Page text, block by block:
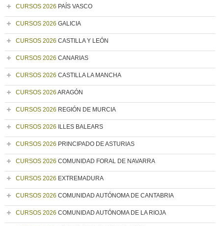
CURSOS 2026 PAÍS VASCO
CURSOS 2026 GALICIA
CURSOS 2026 CASTILLA Y LEÓN
CURSOS 2026 CANARIAS
CURSOS 2026 CASTILLA LA MANCHA
CURSOS 2026 ARAGÓN
CURSOS 2026 REGIÓN DE MURCIA
CURSOS 2026 ILLES BALEARS
CURSOS 2026 PRINCIPADO DE ASTURIAS
CURSOS 2026 COMUNIDAD FORAL DE NAVARRA
CURSOS 2026 EXTREMADURA
CURSOS 2026 COMUNIDAD AUTÓNOMA DE CANTABRIA
CURSOS 2026 COMUNIDAD AUTÓNOMA DE LA RIOJA